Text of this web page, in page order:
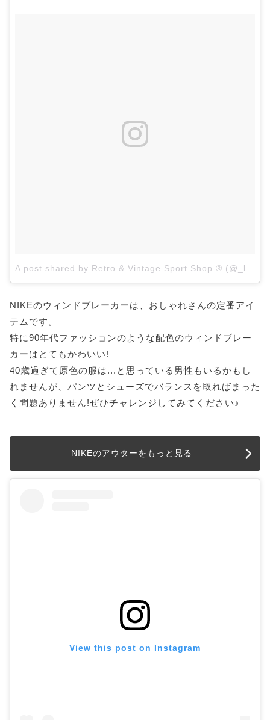
NIKEのウィンドブレーカーは、おしゃれさんの定番アイ
テムです。
特に90年代ファッションのような配色のウィンドブレー
カーはとてもかわいい!
40歳過ぎて原色の服は...と思っている男性もいるかもし
れませんが、パンツとシューズでバランスを取ればまった
く問題ありません!ぜひチャレンジしてみてください♪
NIKEのアウターをもっと見る
View this post on Instagram